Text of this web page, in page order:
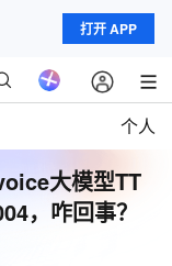
打开 APP
个人
大模型TT
，咋回事？